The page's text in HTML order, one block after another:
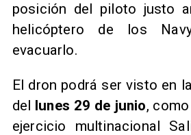
posición del piloto justo
helicóptero de los
evacuarlo.
El dron podrá ser visto en
del lunes 29 de junio,
ejercicio multinacional